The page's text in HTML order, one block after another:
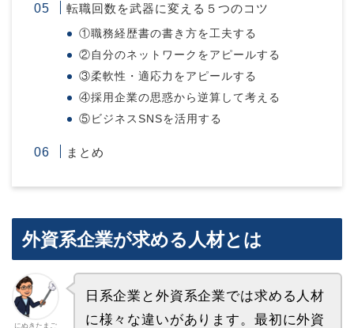
転職回数を武器に変える５つのコツ
①職務経歴書の書き方を工夫する
②自分のネットワークをアピールする
③柔軟性・適応力をアピールする
④採用企業の思惑から逆算して考える
⑤ビジネスSNSを活用する
まとめ
外資系企業が求める人材とは
にぬきたまご
日系企業と外資系企業では求める人材
に様々な違いがあります。最初に外資